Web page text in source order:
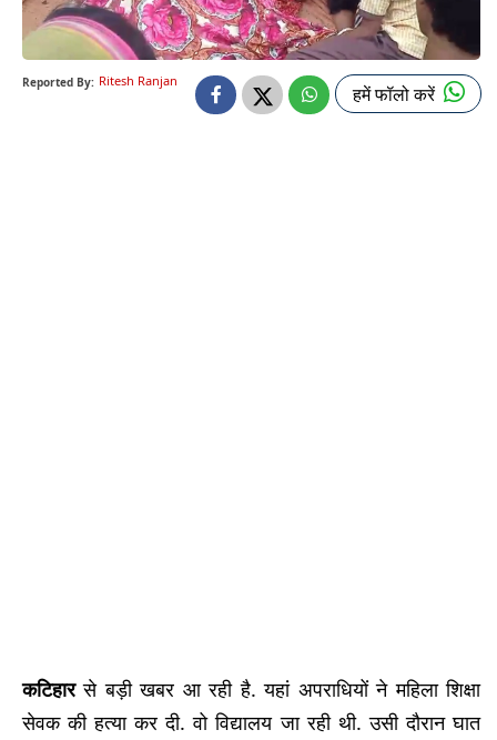
Reported By: Ritesh Ranjan
हमें फॉलो करें
कटिहारसे बड़ी खबर आ रही है. यहां अपराधियों ने महिला शिक्षा
सेवक की हत्या कर दी. वो विद्यालय जा रही थी. उसी दौरान घात